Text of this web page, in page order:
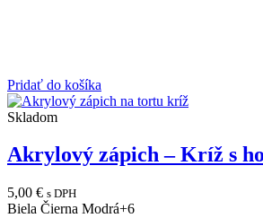
Pridať do košíka
Skladom
Akrylový zápich – Kríž s
5,00 € s DPH
Biela Čierna Modrá+6